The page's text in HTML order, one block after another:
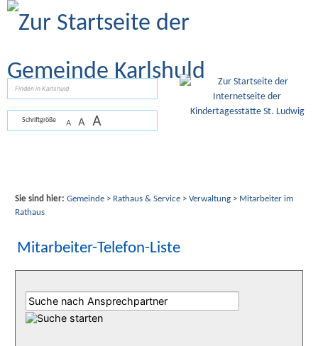
Zum Inhalt
Schriftgröße A A A
Sie sind hier: Gemeinde> Rathaus & Service> Verwaltung> Mitarbeiter im
Rathaus
Mitarbeiter-Telefon-Liste